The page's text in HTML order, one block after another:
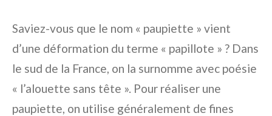
Saviez-vous que le nom « paupiette » vient
d’une déformation du terme « papillote » ? Dans
le sud de la France, on la surnomme avec poésie
« l’alouette sans tête ». Pour réaliser une
paupiette, on utilise généralement de fines